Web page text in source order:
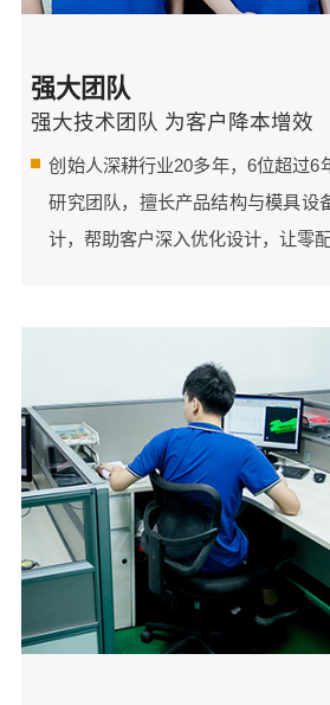
强大团队
强大技术团队 为客户降本增效
创始人深耕行业20多年，6位超过6
研究团队，擅长产品结构与模具设
计，帮助客户深入优化设计，让零